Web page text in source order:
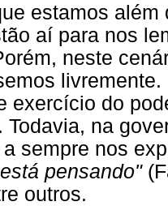
estamos
aí para nos
neste
exercício do
Todavia, na
sempre nos
pensando"
outros.